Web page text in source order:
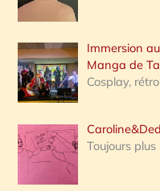
:
Immersion
Manga de
Cosplay,
Toujours